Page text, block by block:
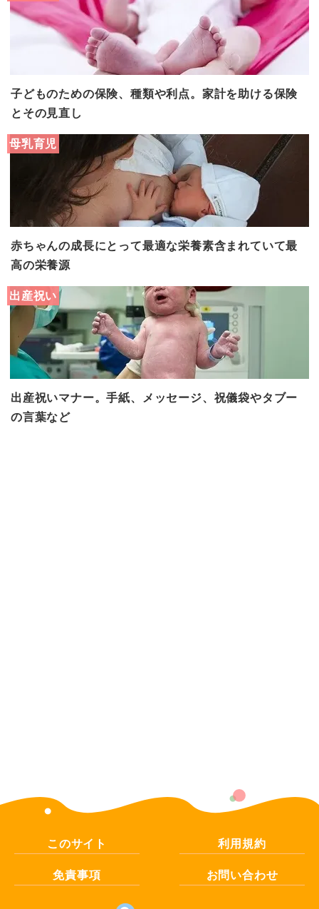
子どものための保険、種類や利点。家計を助ける保険
とその見直し
母乳育児
赤ちゃんの成長にとって最適な栄養素含まれていて最
高の栄養源
出産祝い
出産祝いマナー。手紙、メッセージ、祝儀袋やタブー
の言葉など
このサイト
利用規約
免責事項
お問い合わせ